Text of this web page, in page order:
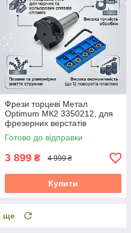
Фрези торцеві Метал
Optimum МК2 3350212, для
фрезерних верстатів
Готово до відправки
3 899 ₴ 4 999 ₴
Купити
ще